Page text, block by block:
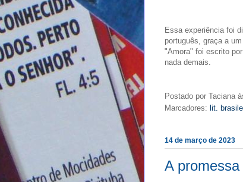
Essa experiência foi
português, graça a
"Amora" foi escrito
nada demais.
Postado por Taciana
Marcadores: lit.
14 de março de 2023
A promessa